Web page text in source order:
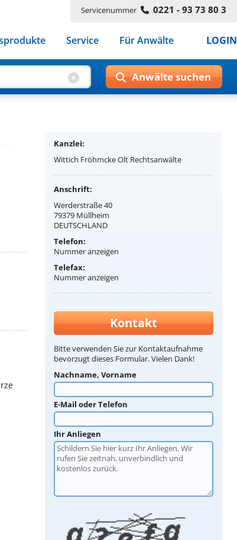
Servicenummer 0221 - 93 73 80 3
Service Für Anwälte LOGIN
Kanzlei:
Wittich Fröhmcke Olt Rechtsanwälte
Anschrift:
Werderstraße 40
79379 Müllheim
DEUTSCHLAND
Telefon:
Nummer anzeigen
Telefax:
Nummer anzeigen
Kontakt
Bitte verwenden Sie zur Kontaktaufnahme
bevorzugt dieses Formular. Vielen Dank!
Nachname, Vorname
E-Mail oder Telefon
Ihr Anliegen